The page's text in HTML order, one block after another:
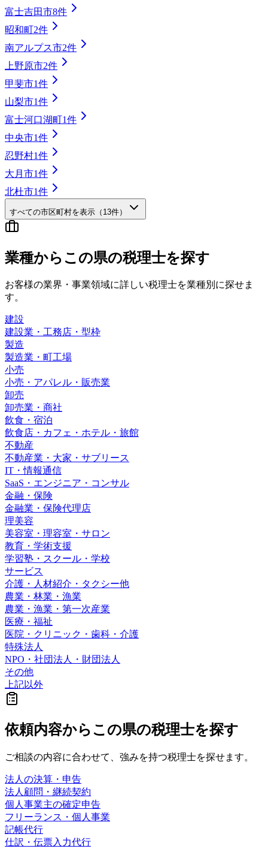
富士吉田市8件
昭和町2件
南アルプス市2件
上野原市2件
甲斐市1件
山梨市1件
富士河口湖町1件
中央市1件
忍野村1件
大月市1件
北杜市1件
すべての市区町村を表示（ 13件）
業種からこの県の税理士を探す
お客様の業界・事業領域に詳しい税理士を業種別に探せま
す。
建設
建設業・工務店・型枠
製造
製造業・町工場
小売
小売・アパレル・販売業
卸売
卸売業・商社
飲食・宿泊
飲食店・カフェ・ホテル・旅館
不動産
不動産業・大家・サブリース
IT・情報通信
SaaS・エンジニア・コンサル
金融・保険
金融業・保険代理店
理美容
美容室・理容室・サロン
教育・学術支援
学習塾・スクール・学校
サービス
介護・人材紹介・タクシー他
農業・林業・漁業
農業・漁業・第一次産業
医療・福祉
医院・クリニック・歯科・介護
特殊法人
NPO・社団法人・財団法人
その他
上記以外
依頼内容からこの県の税理士を探す
ご相談の内容に合わせて、強みを持つ税理士を探せます。
法人の決算・申告
法人顧問・継続契約
個人事業主の確定申告
フリーランス・個人事業
記帳代行
仕訳・伝票入力代行